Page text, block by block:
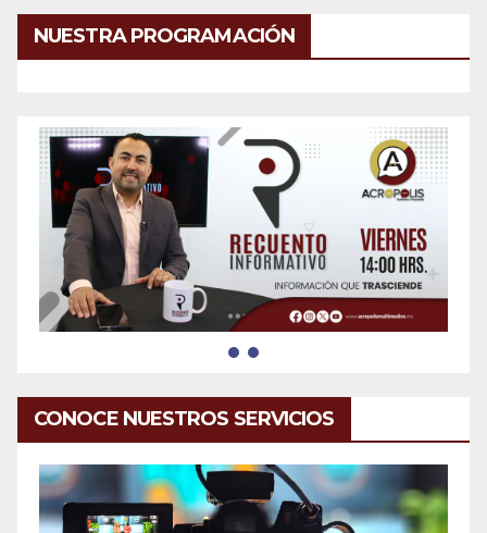
NUESTRA PROGRAMACIÓN
CONOCE NUESTROS SERVICIOS